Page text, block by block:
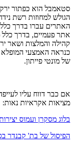
סטאמבל הוא כפתור
הגולש למחוזות רשת
האתרים עברו בדרך
אתר פעמיים, בדרך כלל
קהילה והמלצות ושאר
כנראה האמצעי המופלא
של מונטי פייתון.
אם כבר דווח עליו
מציאות אקראיות נאות:
בלוג מסקרן ועמוס
הפיסול של בת' קבנדר